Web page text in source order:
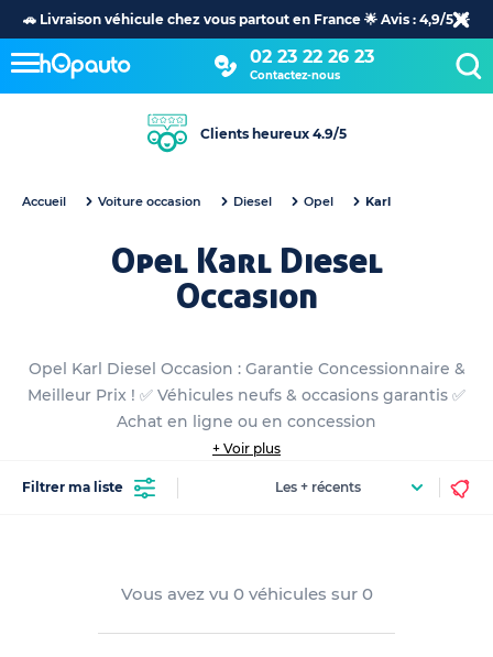
🚗 Livraison véhicule chez vous partout en France 🌟 Avis : 4,9/5 🌟
02 23 22 26 23
Contactez-nous
Clients heureux 4.9/5
Accueil Voiture occasion Diesel Opel Karl
Opel Karl Diesel
Occasion
Opel Karl Diesel Occasion : Garantie Concessionnaire &
Meilleur Prix ! ✅ Véhicules neufs & occasions garantis ✅
Achat en ligne ou en concession
+ Voir plus
Filtrer ma liste
Vous avez vu 0 véhicules sur 0